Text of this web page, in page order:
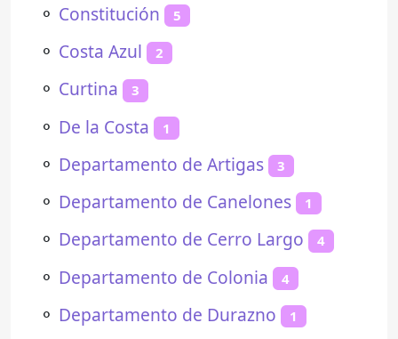
⚬ Constitución 5
⚬ Costa Azul 2
⚬ Curtina 3
⚬ De la Costa 1
⚬ Departamento de Artigas 3
⚬ Departamento de Canelones 1
⚬ Departamento de Cerro Largo 4
⚬ Departamento de Colonia 4
⚬ Departamento de Durazno 1